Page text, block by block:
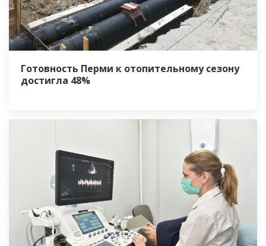
Готовность Перми к отопительному сезону
достигла 48%